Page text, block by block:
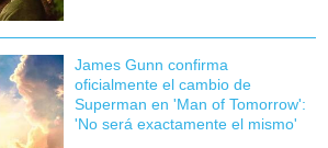
James Gunn confirma
oficialmente el cambio de
Superman en 'Man of Tomorrow':
'No será exactamente el mismo'